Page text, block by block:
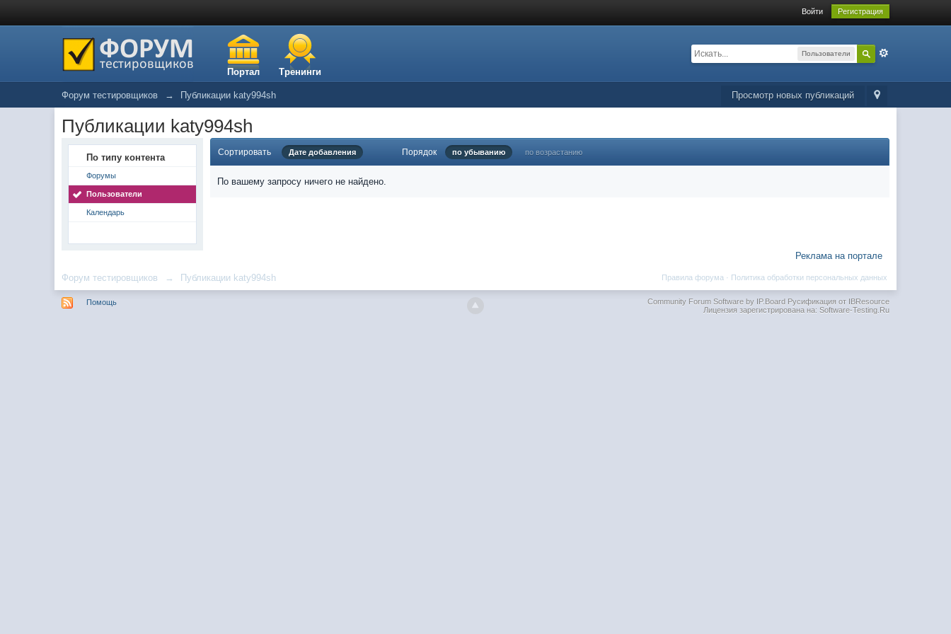
Войти Регистрация
Портал Тренинги
Пользователи
Просмотр новых публикаций
Форум тестировщиков → Публикации katy994sh
Публикации katy994sh
По типу контента
Форумы
Пользователи
Календарь
Сортировать Дате добавления Порядок по убыванию по возрастанию
По вашему запросу ничего не найдено.
Реклама на портале
Форум тестировщиков → Публикации katy994sh Политика обработки персональных данных
Правила форума ·
Помощь Community Forum Software by IP.BoardРусификация от IBResource
Лицензия зарегистрирована на: Software-Testing.Ru